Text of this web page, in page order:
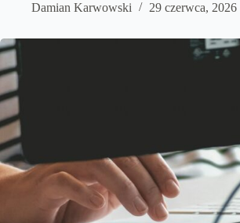
Damian Karwowski
29 czerwca, 2026